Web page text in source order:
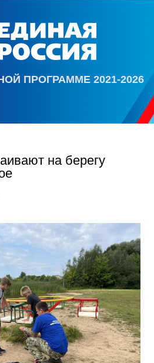
ПРОГРАММЕ 2021-2026
на берегу